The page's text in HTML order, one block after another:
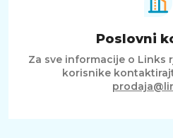
Poslovni
Za sve informacije o Links
korisnike